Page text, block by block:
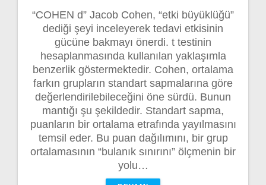
“COHEN d” Jacob Cohen, “etki büyüklüğü”
dediği şeyi inceleyerek tedavi etkisinin
gücüne bakmayı önerdi. t testinin
hesaplanmasında kullanılan yaklaşımla
benzerlik göstermektedir. Cohen, ortalama
farkın grupların standart sapmalarına göre
değerlendirilebileceğini öne sürdü. Bunun
mantığı şu şekildedir. Standart sapma,
puanların bir ortalama etrafında yayılmasını
temsil eder. Bu puan dağılımını, bir grup
ortalamasının “bulanık sınırını” ölçmenin bir
yolu…